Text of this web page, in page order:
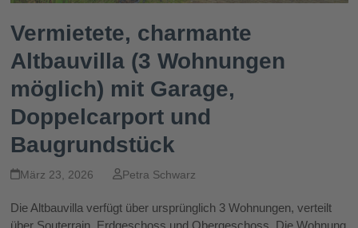
Vermietete, charmante
Altbauvilla (3 Wohnungen
möglich) mit Garage,
Doppelcarport und
Baugrundstück
März 23, 2026 Petra Schwarz
Die Altbauvilla verfügt über ursprünglich 3 Wohnungen, verteilt
über Souterrain, Erdgeschoss und Obergeschoss. Die Wohnung